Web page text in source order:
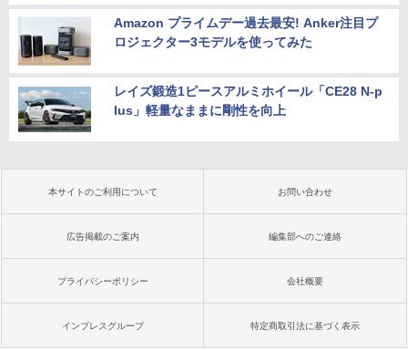
Amazon プライムデー過去最安! Anker注目プ
ロジェクター3モデルを使ってみた
レイズ鍛造1ピースアルミホイール「CE28 N-p
lus」軽量なままに剛性を向上
本サイトのご利用について お問い合わせ
広告掲載のご案内 編集部へのご連絡
プライバシーポリシー 会社概要
インプレスグループ 特定商取引法に基づく表示